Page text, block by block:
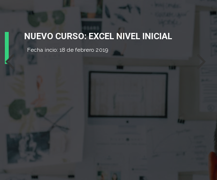
NUEVO CURSO: EXCEL NIVEL INICIAL
Fecha incio: 18 de febrero 2019